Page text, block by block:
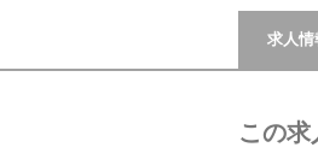
求人情
この求